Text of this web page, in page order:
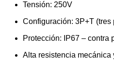
Tensión: 250V
Configuración: 3P+T (tres
Protección: IP67 – contra
Alta resistencia mecánica